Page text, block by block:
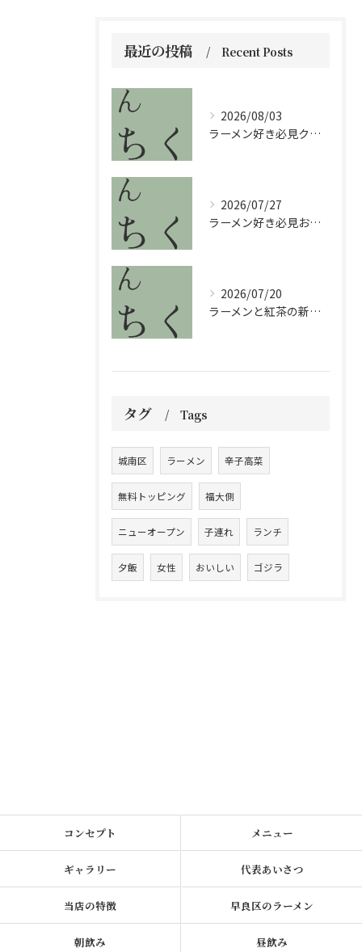
最近の投稿 Recent Posts
2026/08/03
ラーメン好き必見クリスピーの新体験が福岡県で味わえる理由と注目ポイントを解説
2026/07/27
ラーメン好き必見おすすめの味と選び方を徹底解説
2026/07/20
ラーメンと紅茶の新体験で福岡県のグルメ旅を満喫する方法
タグ Tags
城南区 ラーメン 辛子高菜
無料トッピング 福大側
ニューオープン 子連れ ランチ
夕飯 女性 おいしい ゴジラ
コンセプト メニュー
ギャラリー 代表あいさつ
当店の特徴 早良区のラーメン
朝飲み 昼飲み